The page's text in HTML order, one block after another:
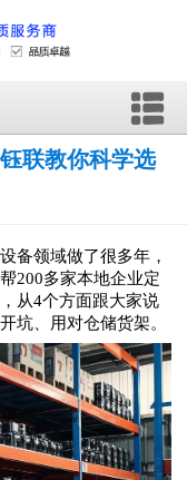
联教你科学选
备领域做了很多年，
200多家本地企业定
从4个方面跟大家说
坑、用对仓储货架。